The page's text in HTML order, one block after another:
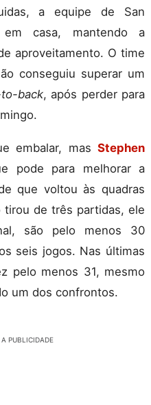
a equipe de San
em casa, mantendo a
aproveitamento. O time
conseguiu superar um
back, após perder para
embalar, mas Stephen
pode para melhorar a
que voltou às quadras
de três partidas, ele
são pelo menos 30
seis jogos. Nas últimas
pelo menos 31, mesmo
um dos confrontos.
PUBLICIDADE